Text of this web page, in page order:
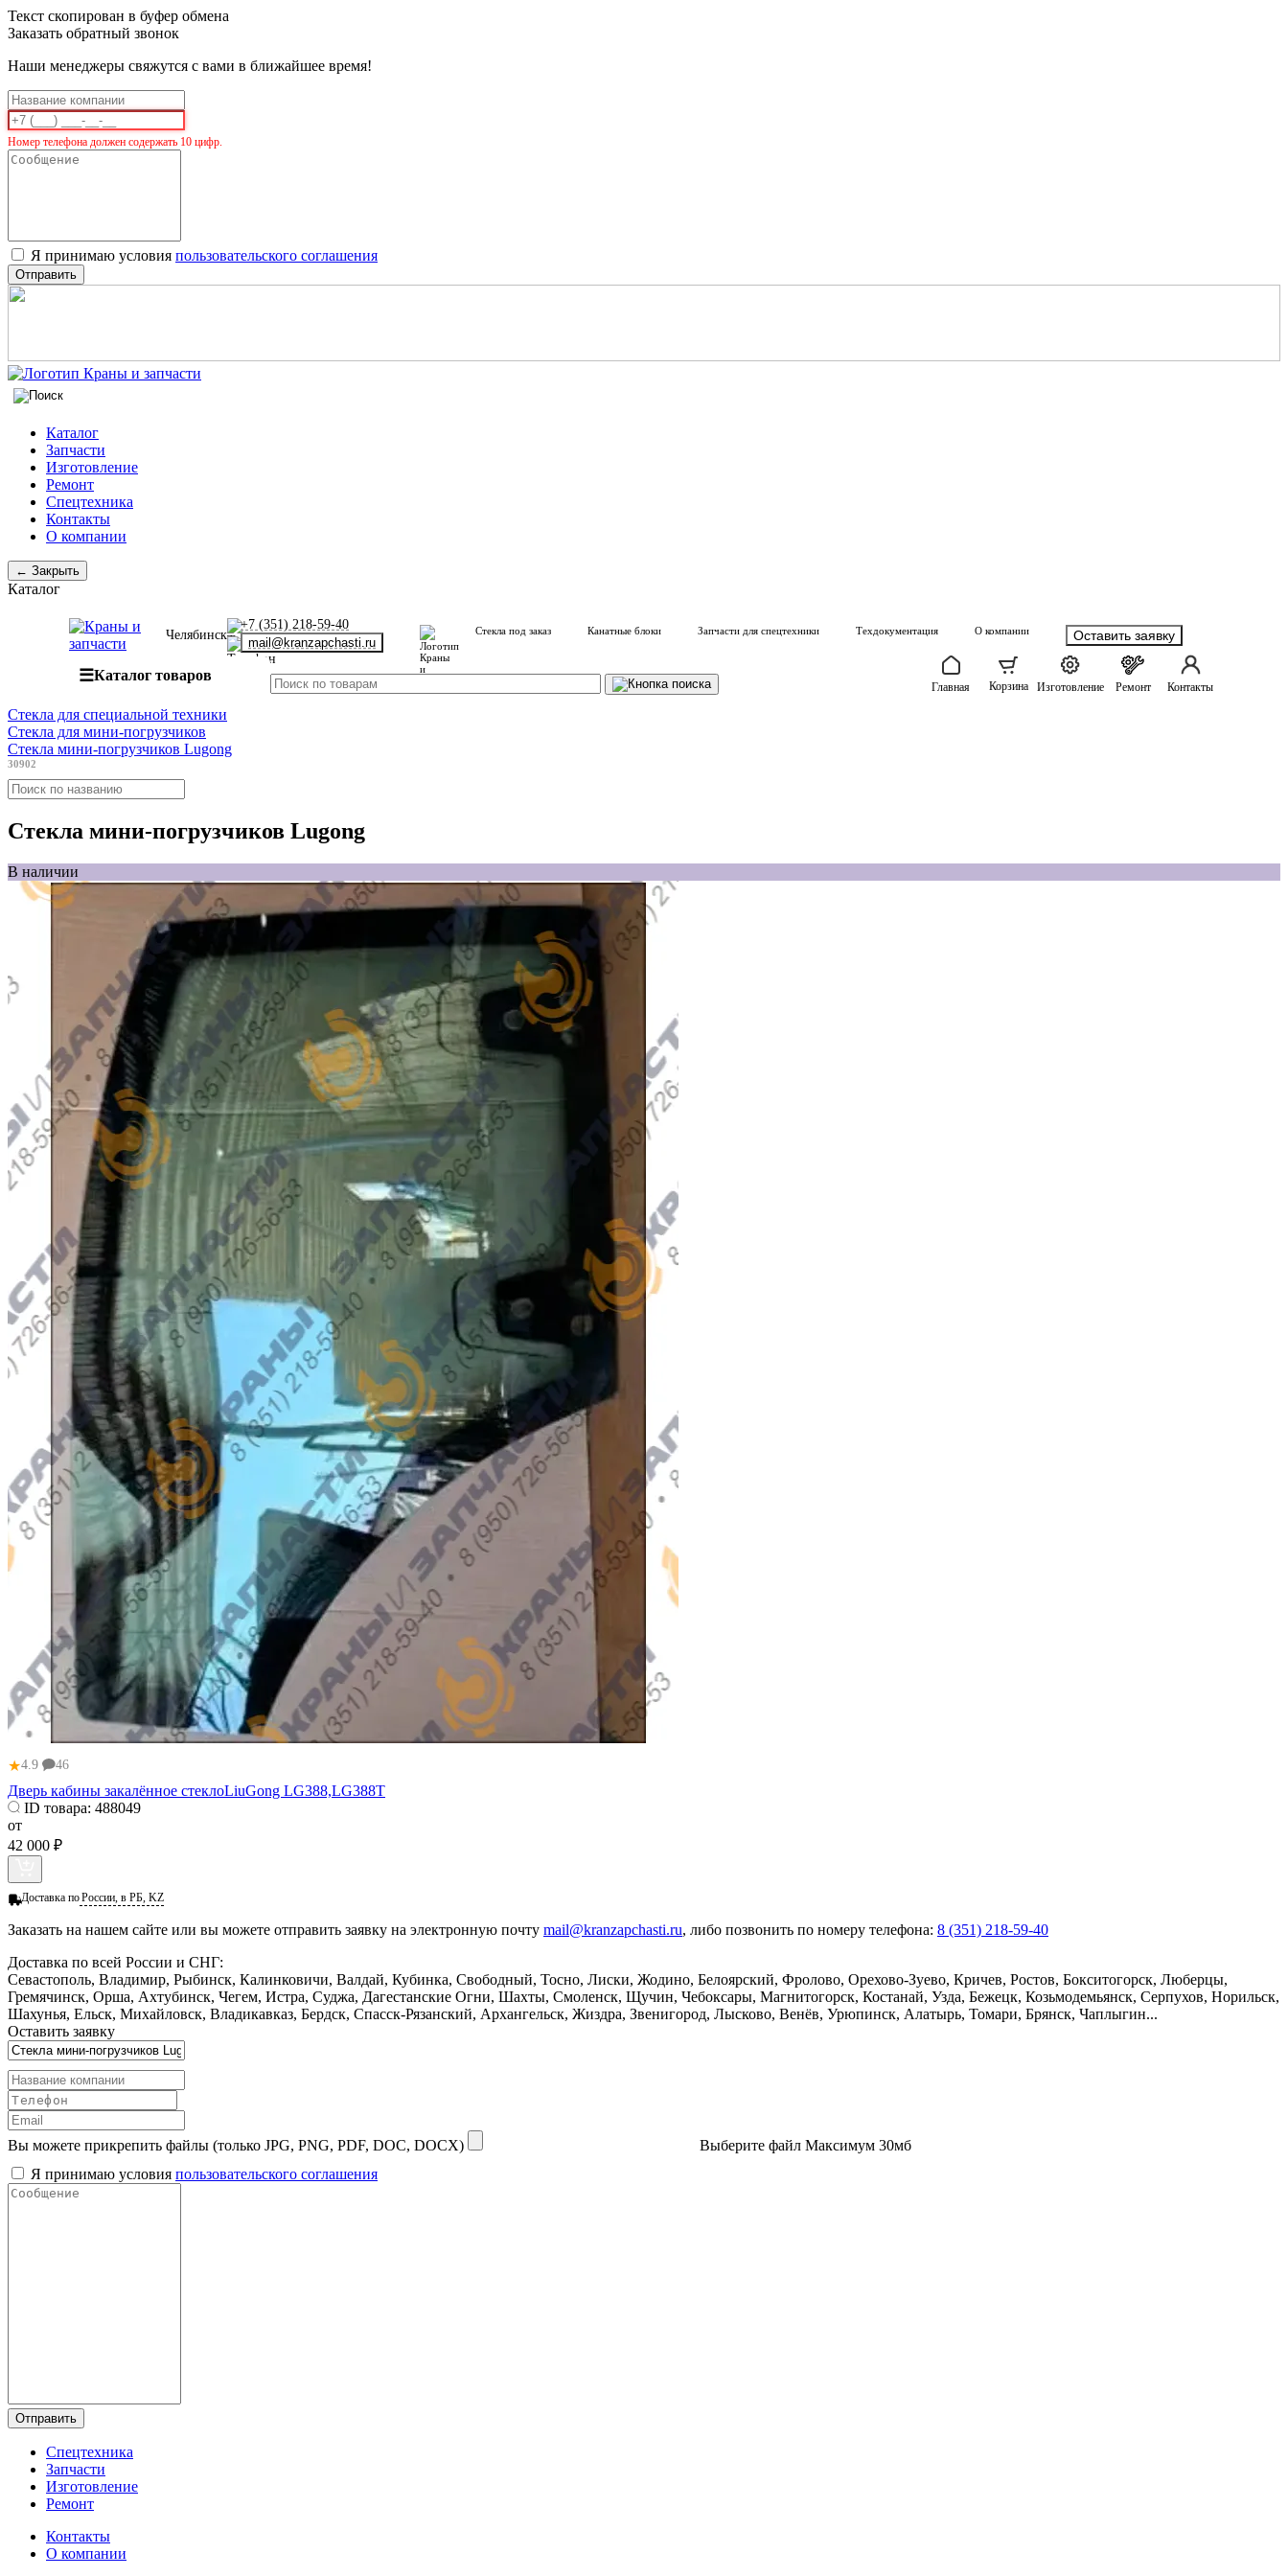
Текст скопирован в буфер обмена
Заказать обратный звонок
Наши менеджеры свяжутся с вами в ближайшее время!
Номер телефона должен содержать 10 цифр.
Я принимаю условия пользовательского соглашения
Отправить
Каталог
Запчасти
Изготовление
Ремонт
Спецтехника
Контакты
О компании
← Закрыть
Каталог
Челябинск
+7 (351) 218-59-40
mail@kranzapchasti.ru
Стекла под заказ Канатные блоки Запчасти для спецтехники Техдокументация О компании Оставить заявку
☰Каталог товаров
Главная Корзина Изготовление Ремонт Контакты
Стекла для специальной техники
Стекла для мини-погрузчиков
Стекла мини-погрузчиков Lugong
30902
Стекла мини-погрузчиков Lugong
В наличии
★4.9 46
Дверь кабины закалённое стеклоLiuGong LG388,LG388T
ID товара: 488049
от
42 000 ₽
Доставка поРоссии, в РБ, KZ
Заказать на нашем сайте или вы можете отправить заявку на электронную почту mail@kranzapchasti.ru, либо позвонить по номеру телефона: 8 (351) 218-59-40
Доставка по всей России и СНГ:
Севастополь, Владимир, Рыбинск, Калинковичи, Валдай, Кубинка, Свободный, Тосно, Лиски, Жодино, Белоярский, Фролово, Орехово-Зуево, Кричев, Ростов, Бокситогорск, Люберцы,
Гремячинск, Орша, Ахтубинск, Чегем, Истра, Суджа, Дагестанские Огни, Шахты, Смоленск, Щучин, Чебоксары, Магнитогорск, Костанай, Узда, Бежецк, Козьмодемьянск, Серпухов, Норильск,
Шахунья, Ельск, Михайловск, Владикавказ, Бердск, Спасск-Рязанский, Архангельск, Жиздра, Звенигород, Лысково, Венёв, Урюпинск, Алатырь, Томари, Брянск, Чаплыгин...
Оставить заявку
Вы можете прикрепить файлы (только JPG, PNG, PDF, DOC, DOCX) Выберите файл Максимум 30мб
Я принимаю условия пользовательского соглашения
Отправить
Спецтехника
Запчасти
Изготовление
Ремонт
Контакты
О компании